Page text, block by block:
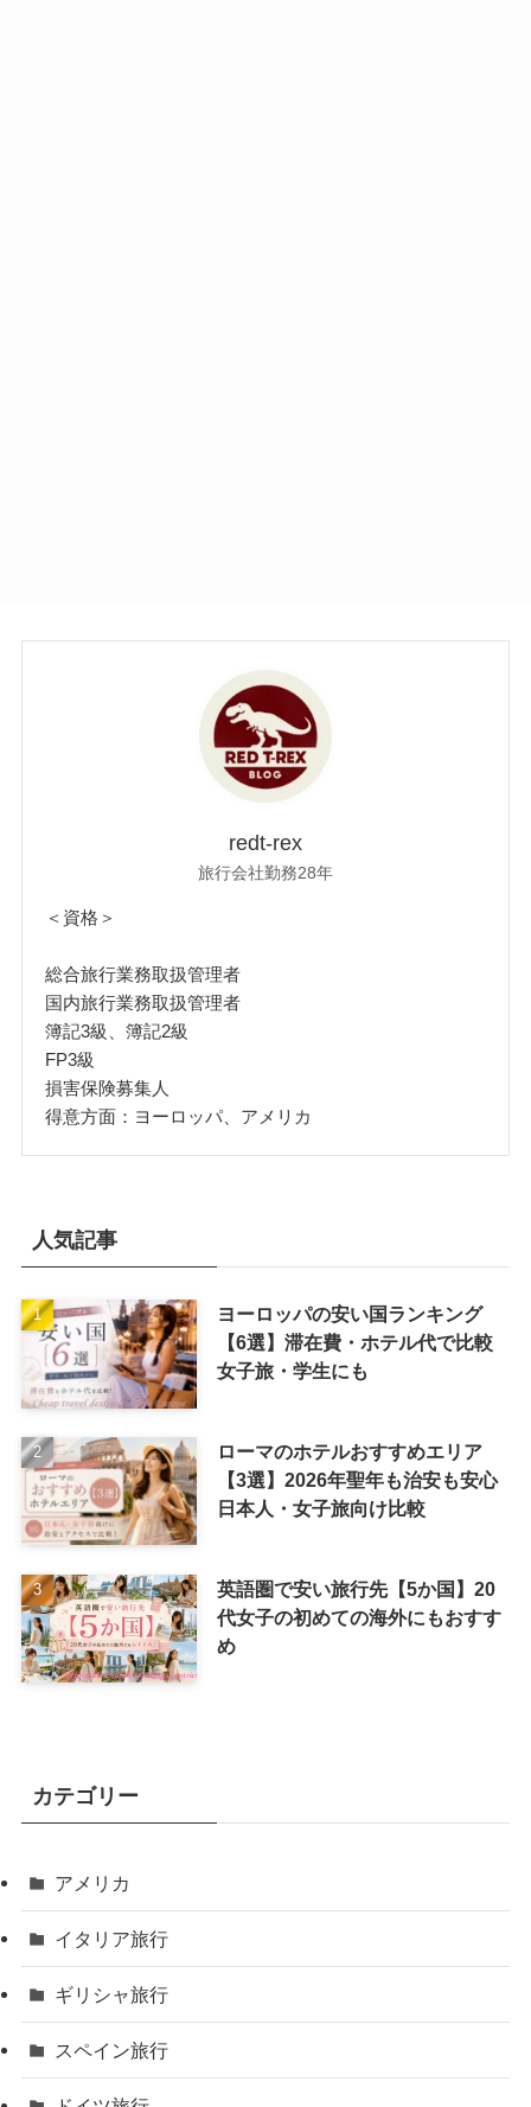
redt-rex
旅行会社勤務28年
＜資格＞
総合旅行業務取扱管理者
国内旅行業務取扱管理者
簿記3級、簿記2級
FP3級
損害保険募集人
得意方面：ヨーロッパ、アメリカ
人気記事
ヨーロッパの安い国ランキング
【6選】滞在費・ホテル代で比較
女子旅・学生にも
ローマのホテルおすすめエリア
【3選】2026年聖年も治安も安心
日本人・女子旅向け比較
英語圏で安い旅行先【5か国】20
代女子の初めての海外にもおすす
め
カテゴリー
アメリカ
イタリア旅行
ギリシャ旅行
スペイン旅行